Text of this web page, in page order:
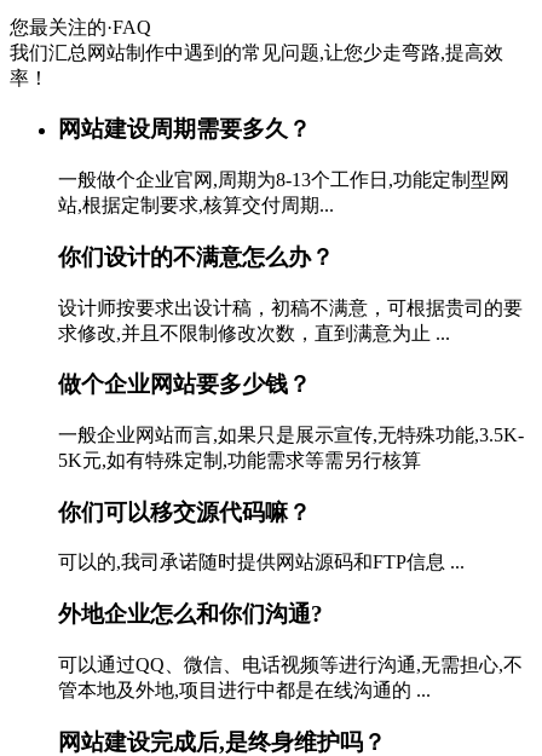
您最关注的·FAQ
我们汇总网站制作中遇到的常见问题,让您少走弯路,提高效
率！
网站建设周期需要多久？
一般做个企业官网,周期为8-13个工作日,功能定制型网
站,根据定制要求,核算交付周期...
你们设计的不满意怎么办？
设计师按要求出设计稿，初稿不满意，可根据贵司的要
求修改,并且不限制修改次数，直到满意为止 ...
做个企业网站要多少钱？
一般企业网站而言,如果只是展示宣传,无特殊功能,3.5K-
5K元,如有特殊定制,功能需求等需另行核算
你们可以移交源代码嘛？
可以的,我司承诺随时提供网站源码和FTP信息 ...
外地企业怎么和你们沟通?
可以通过QQ、微信、电话视频等进行沟通,无需担心,不
管本地及外地,项目进行中都是在线沟通的 ...
网站建设完成后,是终身维护吗？